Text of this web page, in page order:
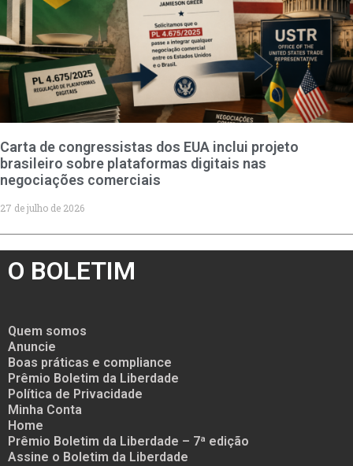
Carta de congressistas dos EUA inclui projeto
brasileiro sobre plataformas digitais nas
negociações comerciais
27 de julho de 2026
O BOLETIM
Quem somos
Anuncie
Boas práticas e compliance
Prêmio Boletim da Liberdade
Política de Privacidade
Minha Conta
Home
Prêmio Boletim da Liberdade – 7ª edição
Assine o Boletim da Liberdade